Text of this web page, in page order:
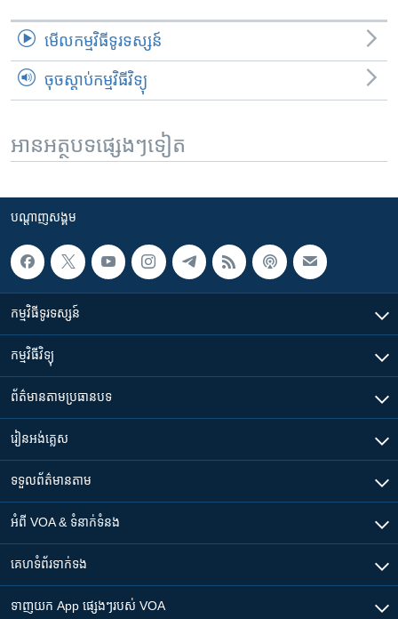
មើល​កម្មវិធី​ទូរទស្សន៍
ចុចស្តាប់កម្មវិធីវិទ្យុ
អានអត្ថបទផ្សេងៗទៀត
បណ្តាញ​សង្គម
កម្មវិធី​ទូរទស្សន៍
កម្មវិធី​វិទ្យុ
ព័ត៌មាន​តាមប្រធានបទ​
រៀន​​អង់គ្លេស
ទទួល​ព័ត៌មាន​តាម
អំពី​ VOA & ទំនាក់ទំនង
គេហទំព័រ​​ទាក់ទង
ទាញយក​ App ផ្សេងៗ​របស់​ VOA